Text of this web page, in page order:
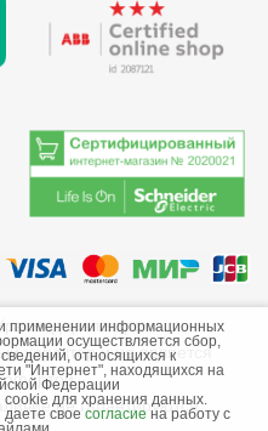
характер и не является
офертой.
не гарантируются.
применении информационных
осуществляется сбор,
относящихся к
"Интернет", находящихся на
Федерации
для хранения данных.
свое согласие на работу с